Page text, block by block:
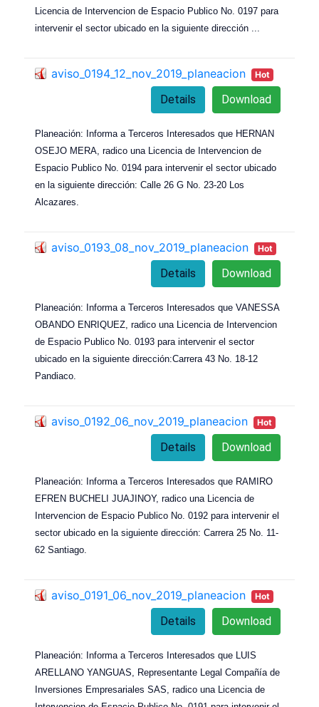
Licencia de Intervencion de Espacio Publico No. 0197 para
intervenir el sector ubicado en la siguiente dirección ...
aviso_0194_12_nov_2019_planeacion Hot
Download
Details
Planeación: Informa a Terceros Interesados que HERNAN
OSEJO MERA, radico una Licencia de Intervencion de
Espacio Publico No. 0194 para intervenir el sector ubicado
en la siguiente dirección: Calle 26 G No. 23-20 Los
Alcazares.
aviso_0193_08_nov_2019_planeacion Hot
Download
Details
Planeación: Informa a Terceros Interesados que VANESSA
OBANDO ENRIQUEZ, radico una Licencia de Intervencion
de Espacio Publico No. 0193 para intervenir el sector
ubicado en la siguiente dirección:Carrera 43 No. 18-12
Pandiaco.
aviso_0192_06_nov_2019_planeacion Hot
Download
Details
Planeación: Informa a Terceros Interesados que RAMIRO
EFREN BUCHELI JUAJINOY, radico una Licencia de
Intervencion de Espacio Publico No. 0192 para intervenir el
sector ubicado en la siguiente dirección: Carrera 25 No. 11-
62 Santiago.
aviso_0191_06_nov_2019_planeacion Hot
Download
Details
Planeación: Informa a Terceros Interesados que LUIS
ARELLANO YANGUAS, Representante Legal Compañía de
Inversiones Empresariales SAS, radico una Licencia de